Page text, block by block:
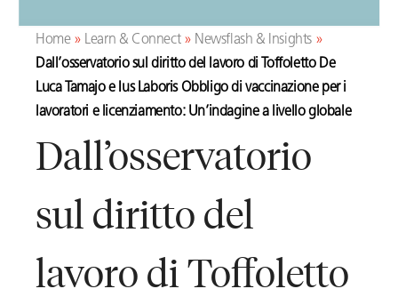
Home» Learn & Connect» Newsflash & Insights »
Dall’osservatorio sul diritto del lavoro di Toffoletto De
Luca Tamajo e Ius Laboris Obbligo di vaccinazione per i
lavoratori e licenziamento: Un’indagine a livello globale
Dall’osservatorio
sul diritto del
lavoro di Toffoletto